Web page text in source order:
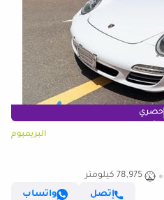
حصري
البريميوم
78,975 كيلومتر
إتصل
واتساب